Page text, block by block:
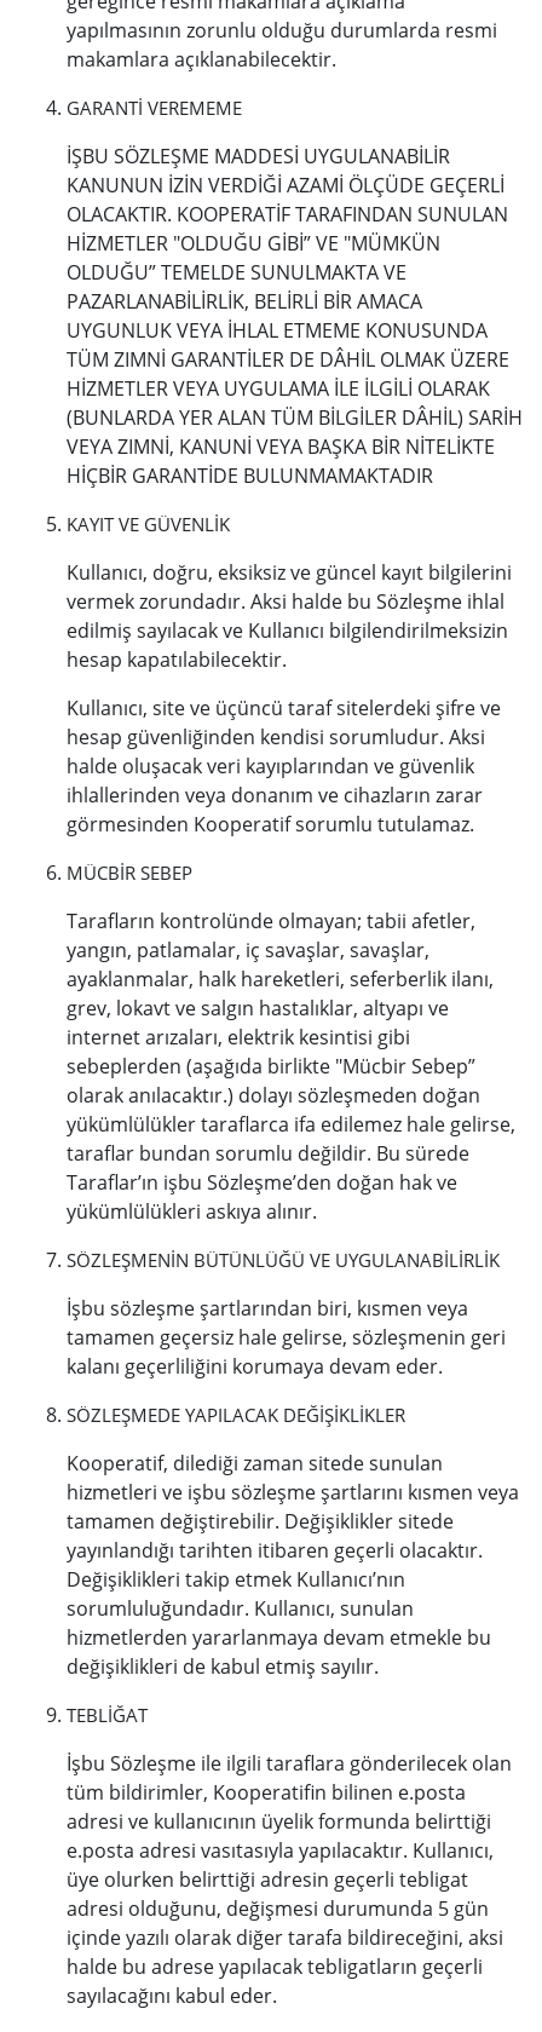
yapılmasının zorunlu olduğu durumlarda resmi
makamlara açıklanabilecektir.
GARANTİ VEREMEME
İŞBU SÖZLEŞME MADDESİ UYGULANABİLİR
KANUNUN İZİN VERDİĞİ AZAMİ ÖLÇÜDE GEÇERLİ
OLACAKTIR. KOOPERATİF TARAFINDAN SUNULAN
HİZMETLER "OLDUĞU GİBİ” VE "MÜMKÜN
OLDUĞU” TEMELDE SUNULMAKTA VE
PAZARLANABİLİRLİK, BELİRLİ BİR AMACA
UYGUNLUK VEYA İHLAL ETMEME KONUSUNDA
TÜM ZIMNİ GARANTİLER DE DÂHİL OLMAK ÜZERE
HİZMETLER VEYA UYGULAMA İLE İLGİLİ OLARAK
(BUNLARDA YER ALAN TÜM BİLGİLER DÂHİL) SARİH
VEYA ZIMNİ, KANUNİ VEYA BAŞKA BİR NİTELİKTE
HİÇBİR GARANTİDE BULUNMAMAKTADIR
KAYIT VE GÜVENLİK
Kullanıcı, doğru, eksiksiz ve güncel kayıt bilgilerini
vermek zorundadır. Aksi halde bu Sözleşme ihlal
edilmiş sayılacak ve Kullanıcı bilgilendirilmeksizin
hesap kapatılabilecektir.
Kullanıcı, site ve üçüncü taraf sitelerdeki şifre ve
hesap güvenliğinden kendisi sorumludur. Aksi
halde oluşacak veri kayıplarından ve güvenlik
ihlallerinden veya donanım ve cihazların zarar
görmesinden Kooperatif sorumlu tutulamaz.
MÜCBİR SEBEP
Tarafların kontrolünde olmayan; tabii afetler,
yangın, patlamalar, iç savaşlar, savaşlar,
ayaklanmalar, halk hareketleri, seferberlik ilanı,
grev, lokavt ve salgın hastalıklar, altyapı ve
internet arızaları, elektrik kesintisi gibi
sebeplerden (aşağıda birlikte "Mücbir Sebep”
olarak anılacaktır.) dolayı sözleşmeden doğan
yükümlülükler taraflarca ifa edilemez hale gelirse,
taraflar bundan sorumlu değildir. Bu sürede
Taraflar’ın işbu Sözleşme’den doğan hak ve
yükümlülükleri askıya alınır.
SÖZLEŞMENİN BÜTÜNLÜĞÜ VE UYGULANABİLİRLİK
İşbu sözleşme şartlarından biri, kısmen veya
tamamen geçersiz hale gelirse, sözleşmenin geri
kalanı geçerliliğini korumaya devam eder.
SÖZLEŞMEDE YAPILACAK DEĞİŞİKLİKLER
Kooperatif, dilediği zaman sitede sunulan
hizmetleri ve işbu sözleşme şartlarını kısmen veya
tamamen değiştirebilir. Değişiklikler sitede
yayınlandığı tarihten itibaren geçerli olacaktır.
Değişiklikleri takip etmek Kullanıcı’nın
sorumluluğundadır. Kullanıcı, sunulan
hizmetlerden yararlanmaya devam etmekle bu
değişiklikleri de kabul etmiş sayılır.
TEBLİĞAT
İşbu Sözleşme ile ilgili taraflara gönderilecek olan
tüm bildirimler, Kooperatifin bilinen e.posta
adresi ve kullanıcının üyelik formunda belirttiği
e.posta adresi vasıtasıyla yapılacaktır. Kullanıcı,
üye olurken belirttiği adresin geçerli tebligat
adresi olduğunu, değişmesi durumunda 5 gün
içinde yazılı olarak diğer tarafa bildireceğini, aksi
halde bu adrese yapılacak tebligatların geçerli
sayılacağını kabul eder.